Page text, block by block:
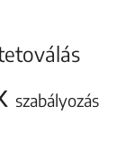
szabályozás